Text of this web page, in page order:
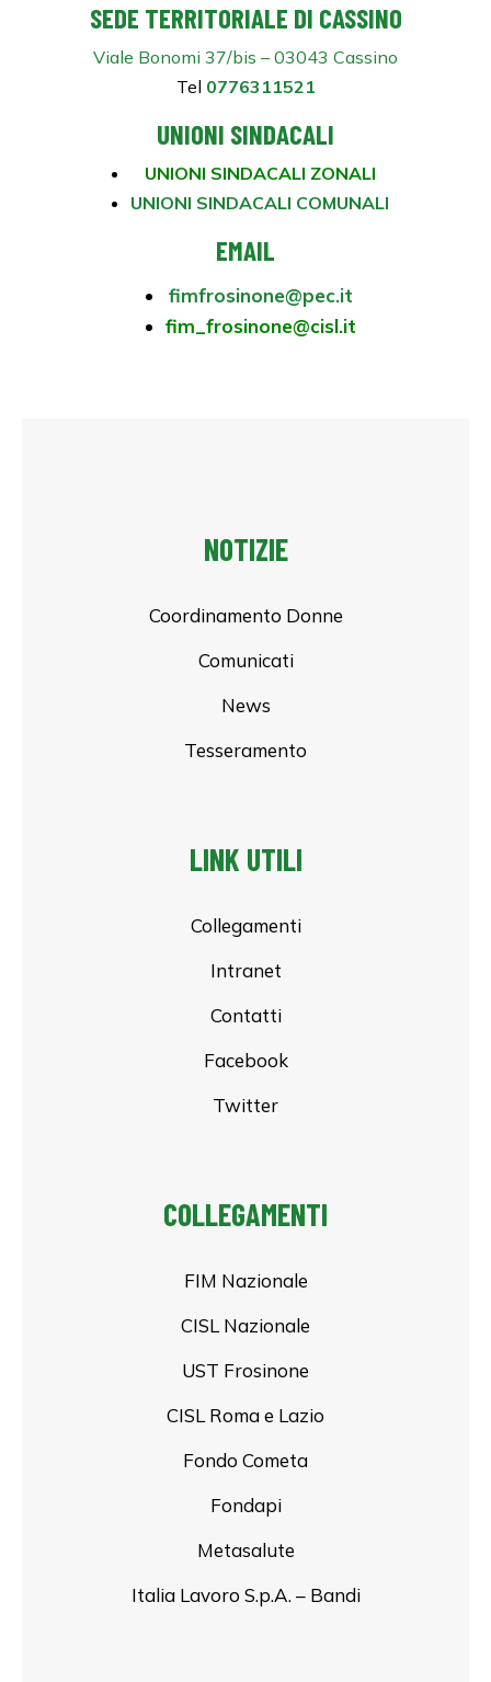
SEDE TERRITORIALE DI CASSINO
Viale Bonomi 37/bis – 03043 Cassino
Tel 0776311521
UNIONI SINDACALI
UNIONI SINDACALI ZONALI
UNIONI SINDACALI COMUNALI
EMAIL
fimfrosinone@pec.it
fim_frosinone@cisl.it
NOTIZIE
Coordinamento Donne
Comunicati
News
Tesseramento
LINK UTILI
Collegamenti
Intranet
Contatti
Facebook
Twitter
COLLEGAMENTI
FIM Nazionale
CISL Nazionale
UST Frosinone
CISL Roma e Lazio
Fondo Cometa
Fondapi
Metasalute
Italia Lavoro S.p.A. – Bandi